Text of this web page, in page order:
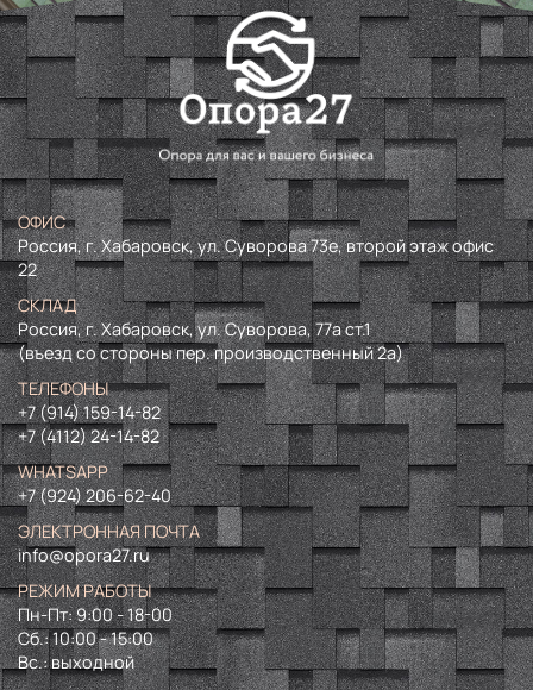
ОФИС
Россия, г. Хабаровск, ул. Суворова 73е, второй этаж офис
22
СКЛАД
Россия, г. Хабаровск, ул. Суворова, 77а ст.1
(въезд со стороны пер. производственный 2а)
ТЕЛЕФОНЫ
+7 (914) 159-14-82
+7 (4112) 24-14-82
WHATSAPP
+7 (924) 206-62-40
ЭЛЕКТРОННАЯ ПОЧТА
info@opora27.ru
РЕЖИМ РАБОТЫ
Пн-Пт: 9:00 - 18-00
Сб.: 10:00 - 15:00
Вс.: выходной